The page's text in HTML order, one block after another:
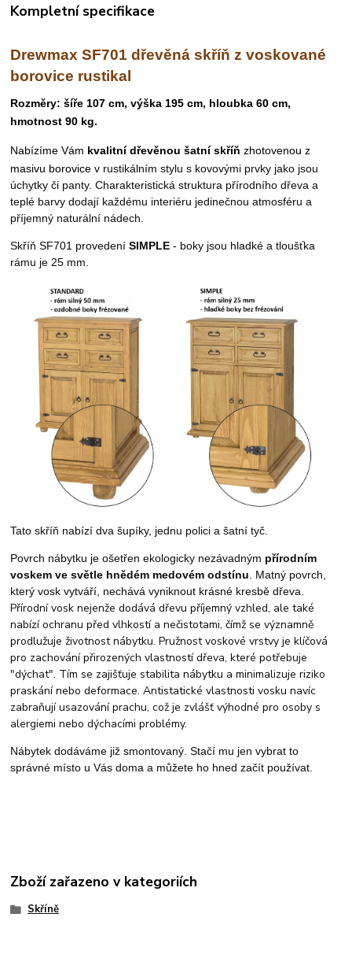
Kompletní specifikace
Drewmax SF701 dřevěná skříň z voskované
borovice rustikal
Rozměry: šíře 107 cm, výška 195 cm, hloubka 60 cm,
hmotnost 90 kg.
Nabízíme Vám kvalitní dřevěnou šatnískříň zhotovenou z
masivu borovice v rustikálním stylu s kovovými prvky jako jsou
úchytky či panty.Charakteristická struktura přírodního dřeva a
teplé barvy dodají každému interiéru jedinečnou atmosféru a
příjemný naturální nádech.
Skříň SF701 provedeníSIMPLE - boky jsou hladké a tloušťka
rámu je 25 mm.
Tato skříň nabízí dva šupíky, jednu polici a šatní tyč.
Povrch nábytku je ošetřen ekologicky nezávadným přírodním
voskemve světle hnědém medovém odstínu. Matný povrch,
který vosk vytváří, nechává vyniknout krásné kresbě dřeva.
Přírodní vosk nejenže dodává dřevu příjemný vzhled, ale také
nabízí ochranu před vlhkostí a nečistotami, čímž se významně
prodlužuje životnost nábytku. Pružnost voskové vrstvy je klíčová
pro zachování přirozených vlastností dřeva, které potřebuje
"dýchat". Tím se zajišťuje stabilita nábytku a minimalizuje riziko
praskání nebo deformace. Antistatické vlastnosti vosku navíc
zabraňují usazování prachu, což je zvlášť výhodné pro osoby s
alergiemi nebo dýchacími problémy.
Nábytek dodáváme již smontovaný. Stačí mu jen vybrat to
správné místo u Vás doma a můžete ho hned začít používat.
Zboží zařazeno v kategoriích
Skříně